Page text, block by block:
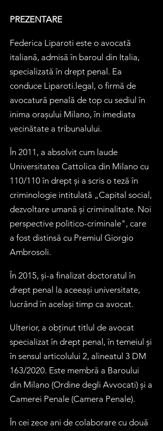
PREZENTARE
Federica Liparoti este o avocată
italiană, admisă în baroul din Italia,
specializată în drept penal. Ea
conduce Liparoti.legal, o firmă de
avocatură penală de top cu sediul în
inima orașului Milano, în imediata
vecinătate a tribunalului.
În 2011, a absolvit cum laude
Universitatea Cattolica din Milano cu
110/110 în drept și a scris o teză în
criminologie intitulată „Capital social,
dezvoltare umană și criminalitate. Noi
perspective politico-criminale", care
a fost distinsă cu Premiul Giorgio
Ambrosoli.
În 2015, și-a finalizat doctoratul în
drept penal la aceeași universitate,
lucrând în același timp ca avocat.
Ulterior, a obținut titlul de avocat
specializat în drept penal, în temeiul și
în sensul articolului 2, alineatul 3 DM
163/2020. Este membră a Baroului
din Milano (Ordine degli Avvocati) și a
Camerei Penale (Camera Penale).
În cei zece ani de colaborare cu două